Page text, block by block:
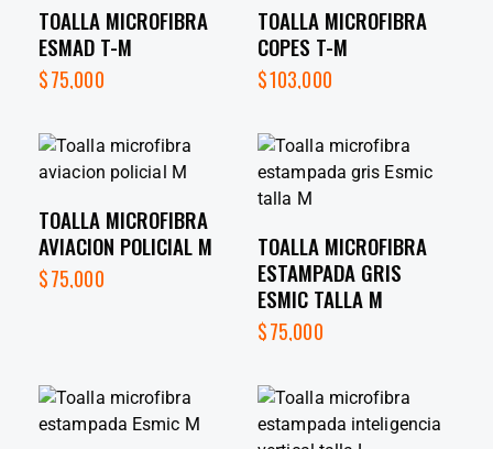
TOALLA MICROFIBRA
ESMAD T-M
$75,000
TOALLA MICROFIBRA
COPES T-M
$103,000
TOALLA MICROFIBRA
AVIACION POLICIAL M
$75,000
TOALLA MICROFIBRA
ESTAMPADA GRIS
ESMIC TALLA M
$75,000